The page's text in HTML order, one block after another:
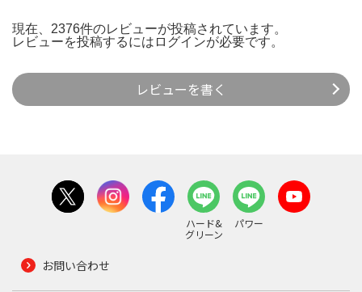
現在、2376件のレビューが投稿されています。
レビューを投稿するには ログインが必要です。
レビューを書く
ハード&
グリーン
パワー
お問い合わせ